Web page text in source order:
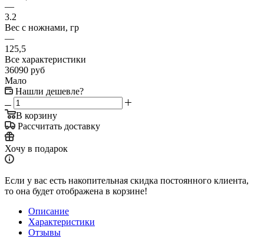
—
3.2
Вес с ножнами, гр
—
125,5
Все характеристики
36090 руб
Мало
Нашли дешевле?
В корзину
Рассчитать доставку
Хочу в подарок
Если у вас есть накопительная скидка постоянного клиента,
то она будет отображена в корзине!
Описание
Характеристики
Отзывы